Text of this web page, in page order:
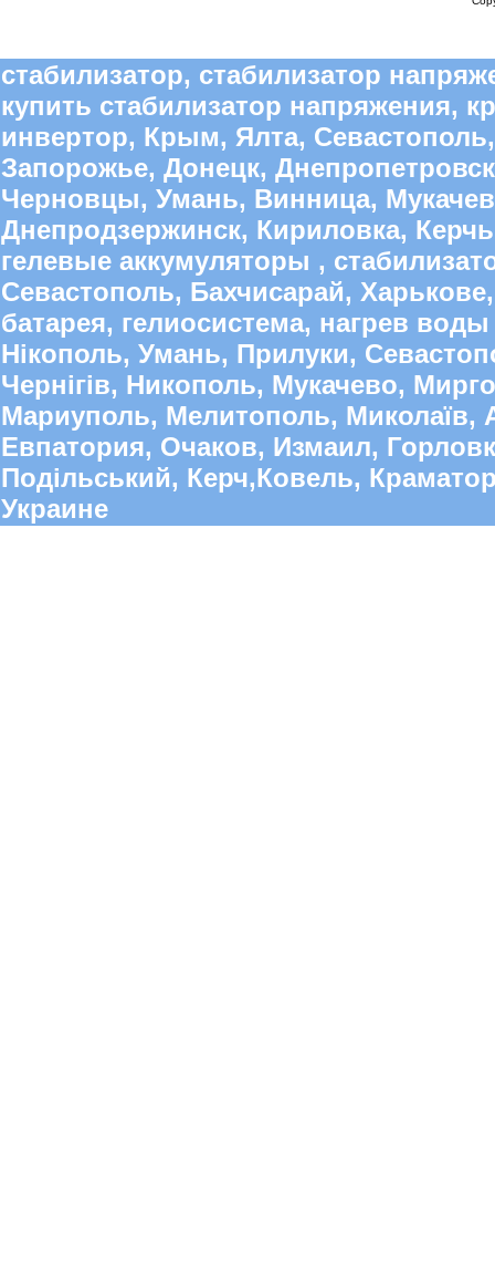
стабилизатор, стабилизатор
купить стабилизатор напряжения,
инвертор, Крым, Ялта,
Запорожье, Донецк,
Черновцы, Умань, Винница,
Днепродзержинск, Кириловка,
гелевые аккумуляторы ,
Севастополь, Бахчисарай,
батарея, гелиосистема, нагрев
Нікополь, Умань, Прилуки,
Чернігів, Никополь, Мукачево,
Мариуполь, Мелитополь, Миколаїв,
Евпатория, Очаков, Измаил,
Подільський, Керч,Ковель,
Украине